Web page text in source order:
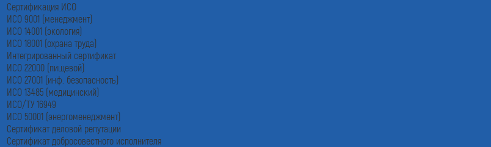
Сертификация ИСО
ИСО 9001 (менеджмент)
ИСО 14001 (экология)
ИСО 18001 (охрана труда)
Интегрированный сертификат
ИСО 22000 (пищевой)
ИСО 27001 (инф. безопасность)
ИСО 13485 (медицинский)
ИСО/ТУ 16949
ИСО 50001 (энергоменеджмент)
Сертификат деловой репутации
Сертификат добросовестного исполнителя